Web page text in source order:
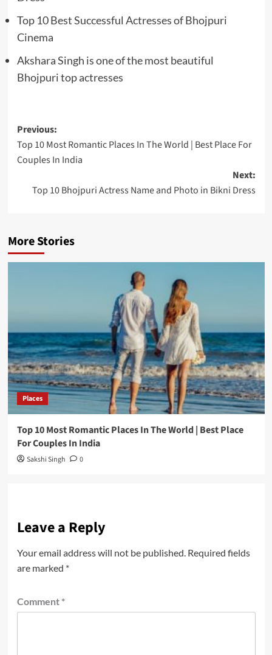
Top 10 Best Successful Actresses of Bhojpuri
Cinema
Akshara Singh is one of the most beautiful
Bhojpuri top actresses
Post
navigation
Previous:
Top 10 Most Romantic Places In The World | Best Place For
Couples In India
Next:
Top 10 Bhojpuri Actress Name and Photo in Bikni Dress
More Stories
Places
Top 10 Most Romantic Places In The World | Best Place
For Couples In India
Sakshi Singh 0
Leave a Reply
Your email address will not be published. Required fields
are marked *
Comment *